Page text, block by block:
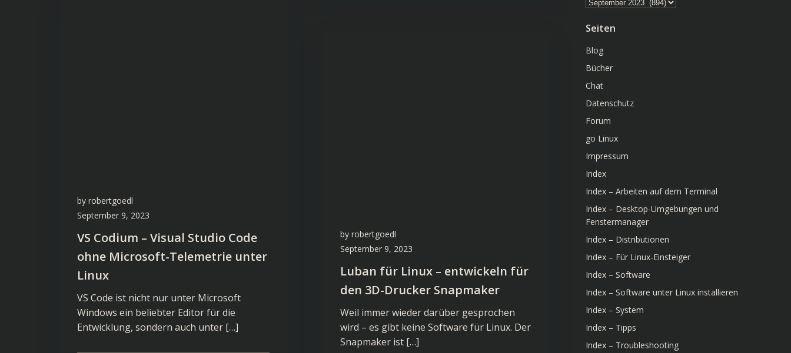
by robertgoedl
September 9, 2023
VS Codium – Visual Studio Code
ohne Microsoft-Telemetrie unter
Linux
VS Code ist nicht nur unter Microsoft
Windows ein beliebter Editor für die
Entwicklung, sondern auch unter […]
by robertgoedl
September 9, 2023
Luban für Linux – entwickeln für
den 3D-Drucker Snapmaker
Weil immer wieder darüber gesprochen
wird – es gibt keine Software für Linux. Der
Snapmaker ist […]
Seiten
Blog
Bücher
Chat
Datenschutz
Forum
go Linux
Impressum
Index
Index – Arbeiten auf dem Terminal
Index – Desktop-Umgebungen und
Fenstermanager
Index – Distributionen
Index – Für Linux-Einsteiger
Index – Software
Index – Software unter Linux installieren
Index – System
Index – Tipps
Index – Troubleshooting